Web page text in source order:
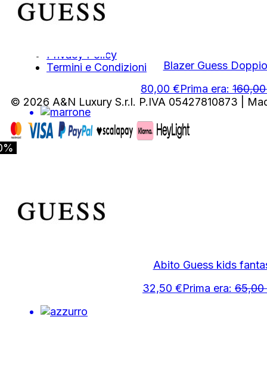
Blazer Guess
80,00 €Prima era:
Abito Guess kids
32,50 €Prima era: 65,00
Privacy Policy
Termini e Condizioni
© 2026 A&N Luxury S.r.l. P.IVA 05427810873 |